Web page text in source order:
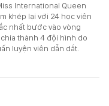
International Queen
khép lại với 24 học viên
nhất bước vào vòng
thành 4 đội hình do
luyện viên dẫn dắt.